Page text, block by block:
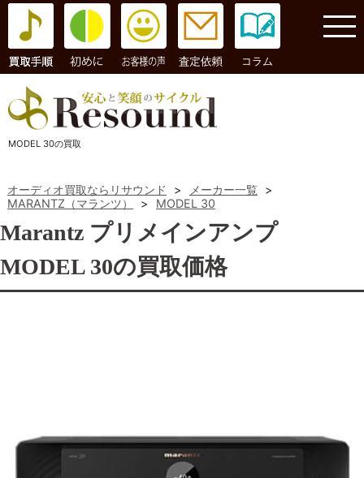
コラム
MODEL 30の買取
オーディオ買取ならリサウンド > メーカー一覧
>
MARANTZ（マランツ）
> MODEL 30
Marantz プリメインアンプ
MODEL 30の買取価格